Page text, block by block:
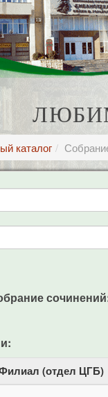
каталог
(отдел ЦГБ)